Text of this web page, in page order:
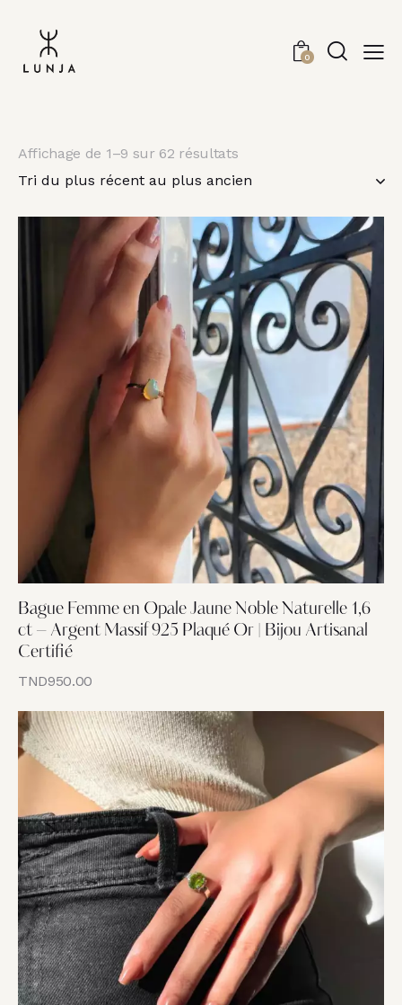
0
Affichage de 1–9 sur 62 résultats
Bague Femme en Opale Jaune Noble Naturelle 1,6
ct – Argent Massif 925 Plaqué Or | Bijou Artisanal
Certifié
TND950.00